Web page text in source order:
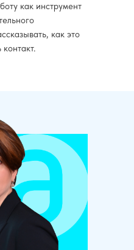
как инструмент
как это